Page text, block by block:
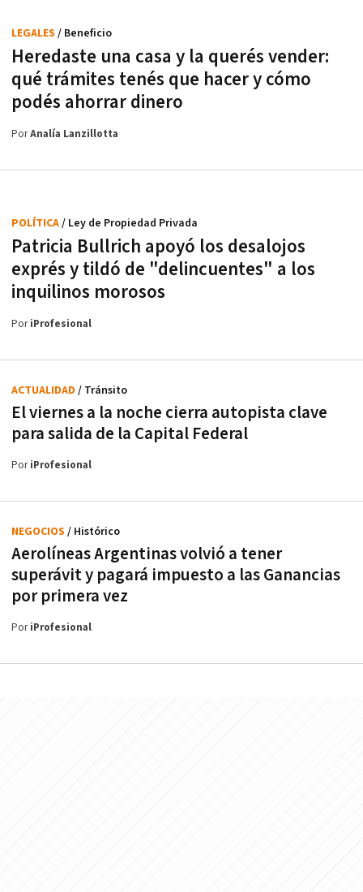
Heredaste una casa y la querés vender:
qué trámites tenés que hacer y cómo
podés ahorrar dinero
LEGALES / Beneficio
PorAnalía Lanzillotta
Patricia Bullrich apoyó los desalojos
exprés y tildó de "delincuentes" a los
inquilinos morosos
POLÍTICA/ Ley de Propiedad Privada
PoriProfesional
El viernes a la noche cierra autopista clave
para salida de la Capital Federal
ACTUALIDAD / Tránsito
PoriProfesional
Aerolíneas Argentinas volvió a tener
superávit y pagará impuesto a las Ganancias
por primera vez
NEGOCIOS / Histórico
PoriProfesional